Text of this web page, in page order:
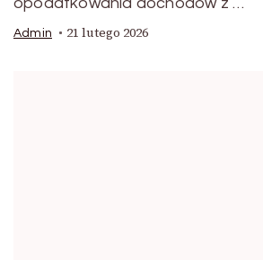
opodatkowania dochodów z …
Admin 21 lutego 2026